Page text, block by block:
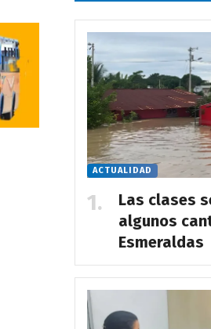
ACTUALIDAD
Las clases
algunos
Esmeraldas